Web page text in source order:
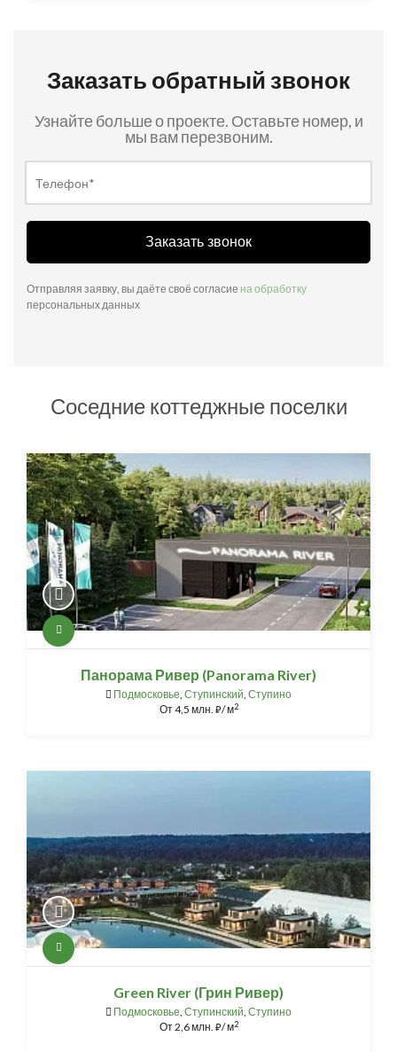
Заказать обратный звонок
Узнайте больше о проекте. Оставьте номер, и
мы вам перезвоним.
Заказать звонок
Отправляя заявку, вы даёте своё согласие на обработку
персональных данных
Соседние коттеджные поселки
Панорама Ривер (Panorama River)
Подмосковье, Ступинский, Ступино
От4,5 млн. ⃏/ м2
Green River (Грин Ривер)
Подмосковье, Ступинский, Ступино
От2,6 млн. ⃏/ м2